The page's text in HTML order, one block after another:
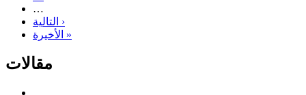
…
التالية ›
الأخيرة »
مقالات